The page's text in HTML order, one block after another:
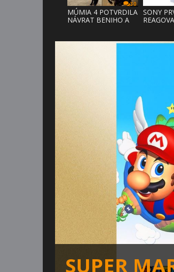
30
MÚMIA 4 POTVRDILA
NÁVRAT BENIHO A
SONY
SUPER